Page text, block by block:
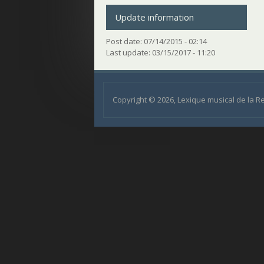
Update information
Post date: 07/14/2015 - 02:14
Last update: 03/15/2017 - 11:20
Copyright © 2026, Lexique musical de la